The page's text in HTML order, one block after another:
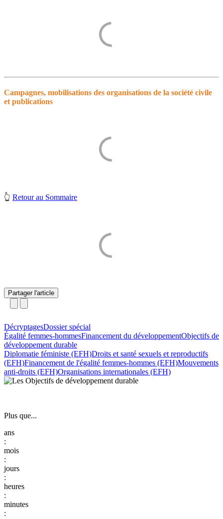
Campagnes, mobilisations des organisations de la société civile
et publications
👆 Retour au Sommaire
Partager l'article
DécryptagesDossier spécial
Égalité femmes-hommesFinancement du développementObjectifs de
développement durable
Diplomatie féministe (EFH)Droits et santé sexuels et reproductifs
(EFH)Financement de l'égalité femmes-hommes (EFH)Mouvements
anti-droits (EFH)Organisations internationales (EFH)
Plus que...
:
:
:
:
: